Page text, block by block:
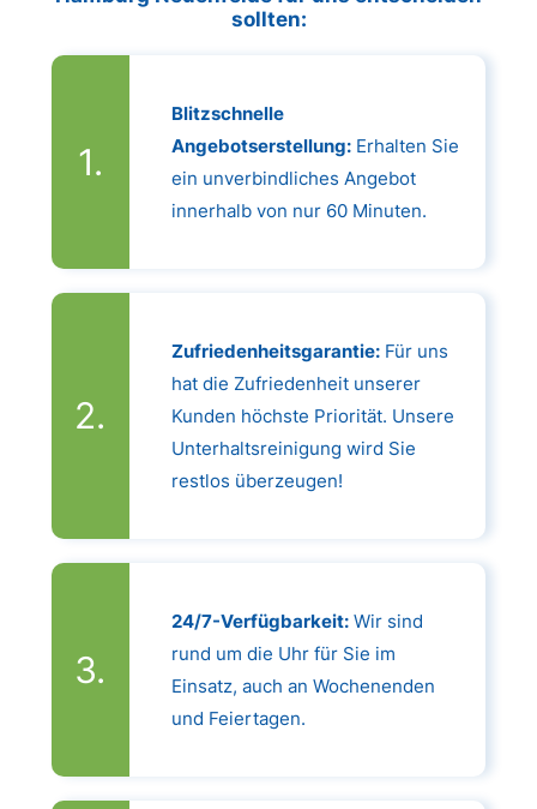
sollten:
Blitzschnelle
Angebotserstellung:Erhalten Sie
ein unverbindliches Angebot
innerhalb von nur 60 Minuten.
Zufriedenheitsgarantie:Für uns
hat die Zufriedenheit unserer
Kunden höchste Priorität. Unsere
Unterhaltsreinigung wird Sie
restlos überzeugen!
24/7-Verfügbarkeit:Wir sind
rund um die Uhr für Sie im
Einsatz, auch an Wochenenden
und Feiertagen.